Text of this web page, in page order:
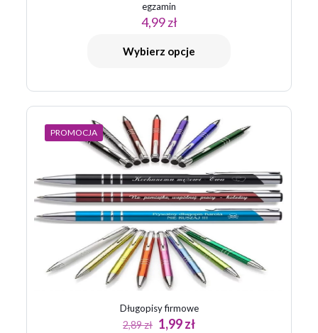
egzamin
4,99zł
Wybierz opcje
PROMOCJA
Długopisy firmowe
2,89zł Pierwotna
1,99złAktualna